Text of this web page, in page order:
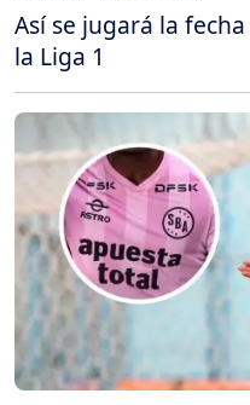
Así se jugará la
la Liga 1